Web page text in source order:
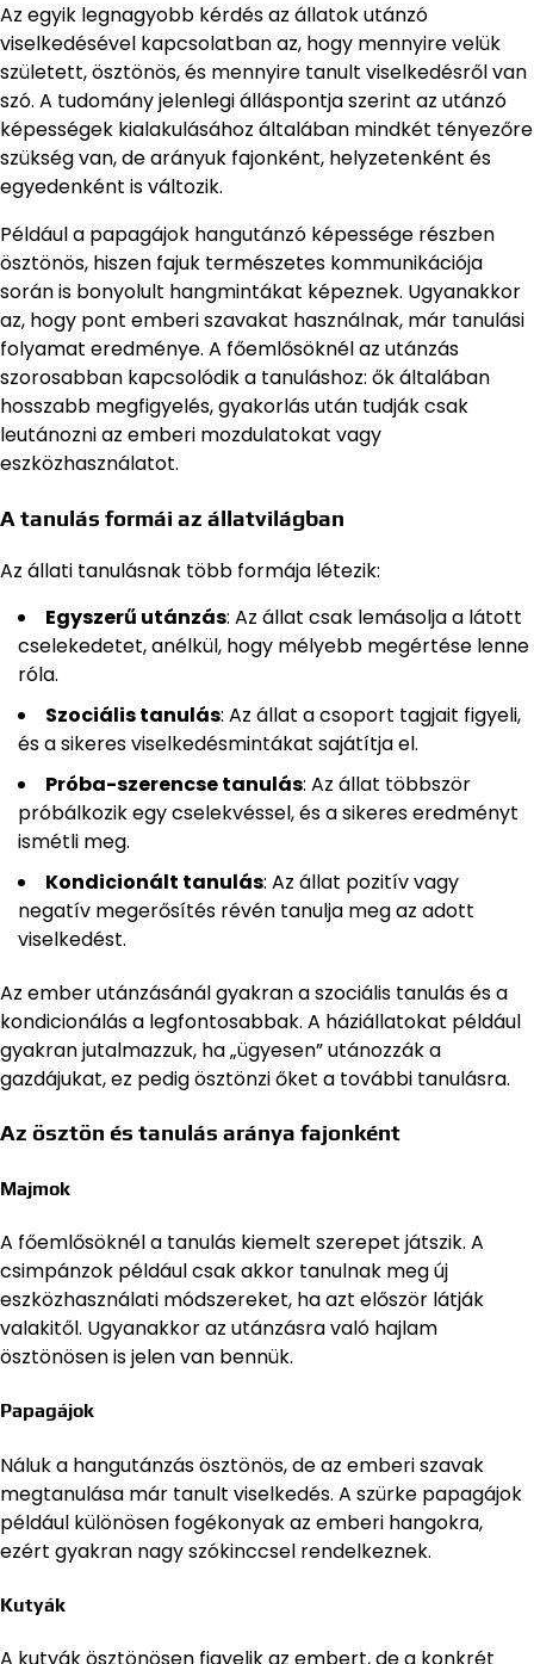
Az egyik legnagyobb kérdés az állatok utánzó
viselkedésével kapcsolatban az, hogy mennyire velük
született, ösztönös, és mennyire tanult viselkedésről van
szó. A tudomány jelenlegi álláspontja szerint az utánzó
képességek kialakulásához általában mindkét tényezőre
szükség van, de arányuk fajonként, helyzetenként és
egyedenként is változik.
Például a papagájok hangutánzó képessége részben
ösztönös, hiszen fajuk természetes kommunikációja
során is bonyolult hangmintákat képeznek. Ugyanakkor
az, hogy pont emberi szavakat használnak, már tanulási
folyamat eredménye. A főemlősöknél az utánzás
szorosabban kapcsolódik a tanuláshoz: ők általában
hosszabb megfigyelés, gyakorlás után tudják csak
leutánozni az emberi mozdulatokat vagy
eszközhasználatot.
A tanulás formái az állatvilágban
Az állati tanulásnak több formája létezik:
Egyszerű utánzás: Az állat csak lemásolja a látott
cselekedetet, anélkül, hogy mélyebb megértése lenne
róla.
Szociális tanulás: Az állat a csoport tagjait figyeli,
és a sikeres viselkedésmintákat sajátítja el.
Próba-szerencse tanulás: Az állat többször
próbálkozik egy cselekvéssel, és a sikeres eredményt
ismétli meg.
Kondicionált tanulás: Az állat pozitív vagy
negatív megerősítés révén tanulja meg az adott
viselkedést.
Az ember utánzásánál gyakran a szociális tanulás és a
kondicionálás a legfontosabbak. A háziállatokat például
gyakran jutalmazzuk, ha „ügyesen” utánozzák a
gazdájukat, ez pedig ösztönzi őket a további tanulásra.
Az ösztön és tanulás aránya fajonként
Majmok
A főemlősöknél a tanulás kiemelt szerepet játszik. A
csimpánzok például csak akkor tanulnak meg új
eszközhasználati módszereket, ha azt először látják
valakitől. Ugyanakkor az utánzásra való hajlam
ösztönösen is jelen van bennük.
Papagájok
Náluk a hangutánzás ösztönös, de az emberi szavak
megtanulása már tanult viselkedés. A szürke papagájok
például különösen fogékonyak az emberi hangokra,
ezért gyakran nagy szókinccsel rendelkeznek.
Kutyák